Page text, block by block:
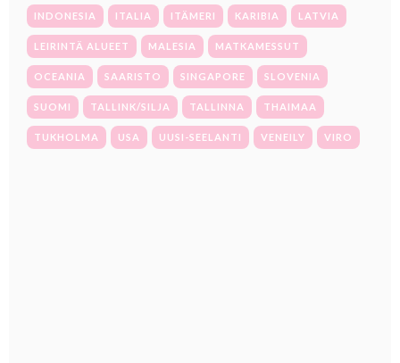
INDONESIA ITALIA ITÄMERI KARIBIA LATVIA
LEIRINTÄ ALUEET MALESIA MATKAMESSUT
OCEANIA SAARISTO SINGAPORE SLOVENIA
SUOMI TALLINK/SILJA TALLINNA THAIMAA
TUKHOLMA USA UUSI-SEELANTI VENEILY VIRO